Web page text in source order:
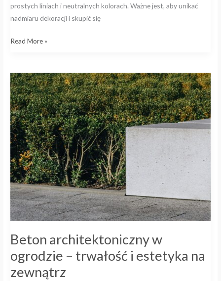
prostych liniach i neutralnych kolorach. Ważne jest, aby unikać
nadmiaru dekoracji i skupić się
Read More »
Beton architektoniczny w
ogrodzie – trwałość i estetyka na
zewnątrz
Beton
architektoniczny
w
ogrodzie
–
trwałość
estetyka
na
zewnątrz